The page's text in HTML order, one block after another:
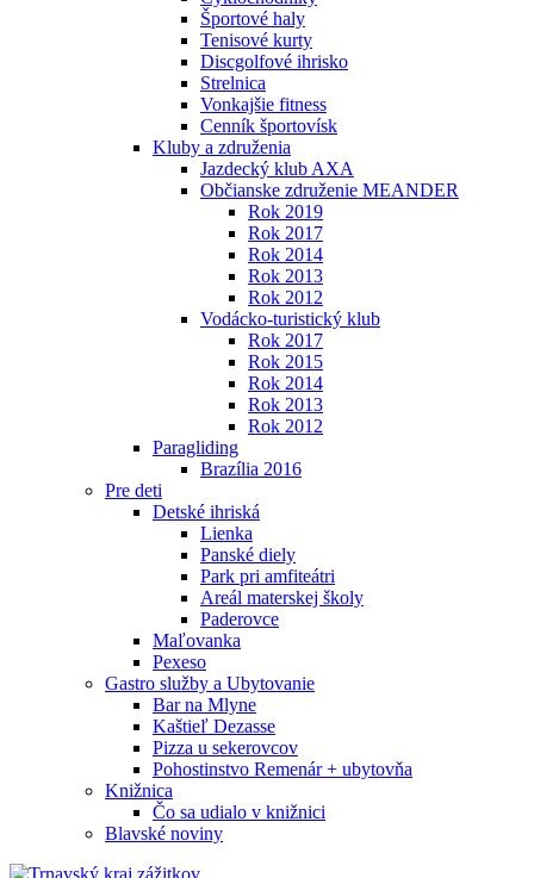
Športové haly
Tenisové kurty
Discgolfové ihrisko
Strelnica
Vonkajšie fitness
Cenník športovísk
Kluby a združenia
Jazdecký klub AXA
Občianske združenie MEANDER
Rok 2019
Rok 2017
Rok 2014
Rok 2013
Rok 2012
Vodácko-turistický klub
Rok 2017
Rok 2015
Rok 2014
Rok 2013
Rok 2012
Paragliding
Brazília 2016
Pre deti
Detské ihriská
Lienka
Panské diely
Park pri amfiteátri
Areál materskej školy
Paderovce
Maľovanka
Pexeso
Gastro služby a Ubytovanie
Bar na Mlyne
Kaštieľ Dezasse
Pizza u sekerovcov
Pohostinstvo Remenár + ubytovňa
Knižnica
Čo sa udialo v knižnici
Blavské noviny